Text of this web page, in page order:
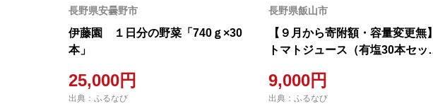
長野県安曇野市
伊藤園 １日分の野菜「740ｇ×30
本」
25,000円
出典：ふるなび
長野県飯山市
【９月から寄附額・容量変更無】
トマトジュース（有塩30本セッ
9,000円
出典：ふるなび